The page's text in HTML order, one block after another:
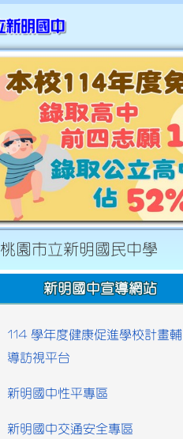
桃園市立新明國民中學
新明國中宣導網站
114 學年度健康促進學校計畫輔
導訪視平台
新明國中性平專區
新明國中交通安全專區